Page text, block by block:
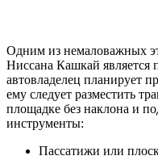
Одним из немаловажных
Ниссана Кашкай является
автовладелец планирует
ему следует разместить
площадке без наклона и
инструменты:
Пассатижи или